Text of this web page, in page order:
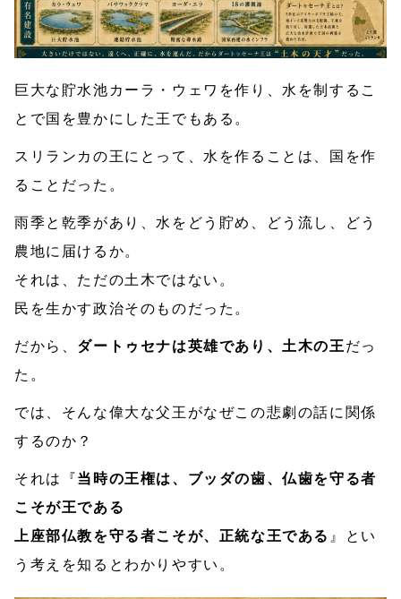
巨大な貯水池カーラ・ウェワを作り、水を制するこ
とで国を豊かにした王でもある。
スリランカの王にとって、水を作ることは、国を作
ることだった。
雨季と乾季があり、水をどう貯め、どう流し、どう
農地に届けるか。
それは、ただの土木ではない。
民を生かす政治そのものだった。
だから、 ダートゥセナは英雄であり、土木の王だっ
た。
では、そんな偉大な父王がなぜこの悲劇の話に関係
するのか？
それは『当時の王権は、ブッダの歯、仏歯を守る者
こそが王である
上座部仏教を守る者こそが、正統な王である 』とい
う考えを知るとわかりやすい。